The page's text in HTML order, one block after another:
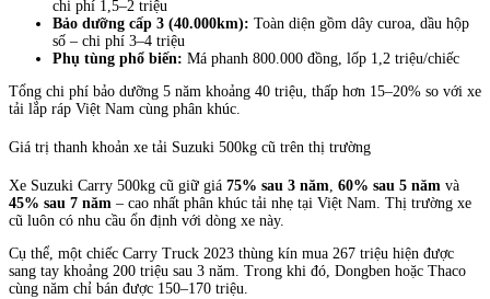
chi phí 1,5–2 triệu
Bảo dưỡng cấp 3 (40.000km): Toàn diện gồm dây curoa, dầu hộp
số – chi phí 3–4 triệu
Phụ tùng phổ biến: Má phanh 800.000 đồng, lốp 1,2 triệu/chiếc
Tổng chi phí bảo dưỡng 5 năm khoảng 40 triệu, thấp hơn 15–20% so với xe
tải lắp ráp Việt Nam cùng phân khúc.
Giá trị thanh khoản xe tải Suzuki 500kg cũ trên thị trường
Xe Suzuki Carry 500kg cũ giữ giá 75% sau 3 năm 60% sau 5 năm và
45% sau 7 năm – cao nhất phân khúc tải nhẹ tại Việt Nam. Thị trường xe
cũ luôn có nhu cầu ổn định với dòng xe này.
Cụ thể, một chiếc Carry Truck 2023 thùng kín mua 267 triệu hiện được
sang tay khoảng 200 triệu sau 3 năm. Trong khi đó, Dongben hoặc Thaco
cùng năm chỉ bán được 150–170 triệu.